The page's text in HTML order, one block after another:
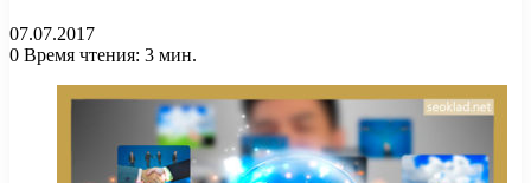
07.07.2017
0 Время чтения: 3 мин.